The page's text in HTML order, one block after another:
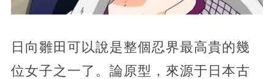
日向雛田可以說是整個忍界最高貴的幾
位女子之一了。論原型，來源于日本古